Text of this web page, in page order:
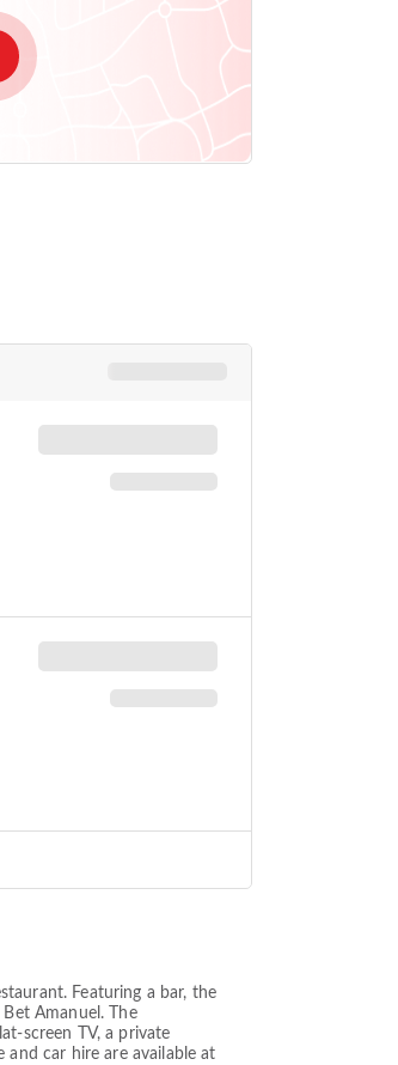
Featuring a bar, the
Amanuel. The
screen TV, a private
car hire are available at